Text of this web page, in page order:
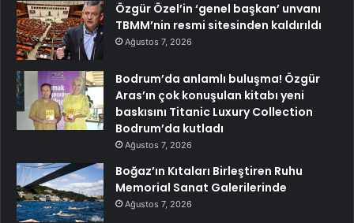
Özgür Özel’in ‘genel başkan’ unvanı
TBMM’nin resmi sitesinden kaldırıldı
Ağustos 7, 2026
Bodrum’da anlamlı buluşma! Özgür
Aras’ın çok konuşulan kitabı yeni
baskısını Titanic Luxury Collection
Bodrum’da kutladı
Ağustos 7, 2026
Boğaz’ın Kıtaları Birleştiren Ruhu
Memorial Sanat Galerilerinde
Ağustos 7, 2026